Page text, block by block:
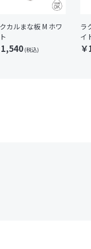
カルまな板 M ホワ
1,540
ラ
イ